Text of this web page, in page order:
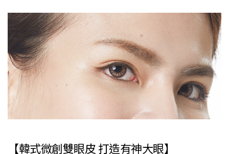
【韓式微創雙眼皮 打造有神大眼】